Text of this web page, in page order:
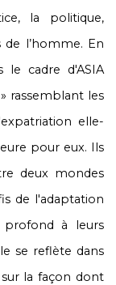
la politique,
de l’homme. En
le cadre d'ASIA
rassemblant les
elle-
pour eux. Ils
deux mondes
de l'adaptation
à leurs
se reflète dans
la façon dont